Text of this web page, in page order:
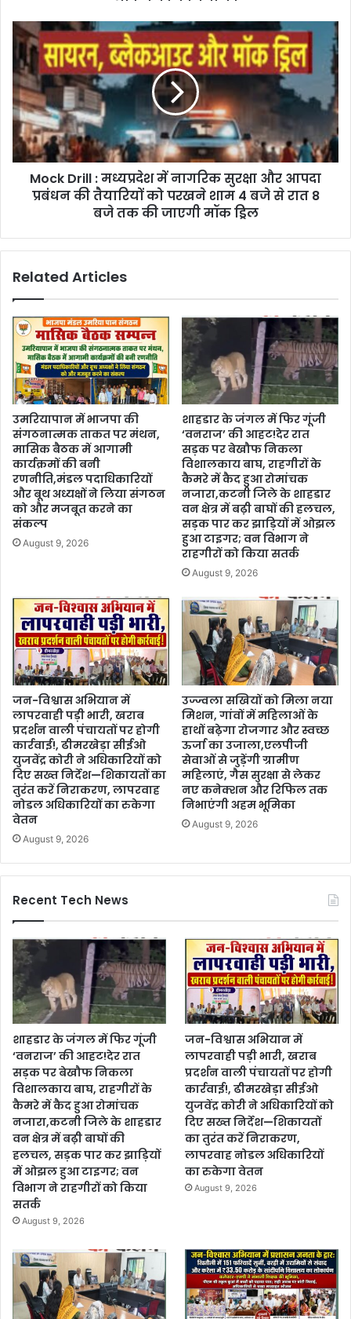
Mock Drill : मध्यप्रदेश में नागरिक सुरक्षा और आपदा
प्रबंधन की तैयारियों को परखने शाम 4 बजे से रात 8
बजे तक की जाएगी मॉक ड्रिल
Related Articles
उमरियापान में भाजपा की
संगठनात्मक ताकत पर मंथन,
मासिक बैठक में आगामी
कार्यक्रमों की बनी
रणनीति,मंडल पदाधिकारियों
और बूथ अध्यक्षों ने लिया संगठन
को और मजबूत करने का
संकल्प
August 9, 2026
शाहडार के जंगल में फिर गूंजी
‘वनराज’ की आहट!देर रात
सड़क पर बेखौफ निकला
विशालकाय बाघ, राहगीरों के
कैमरे में कैद हुआ रोमांचक
नजारा,कटनी जिले के शाहडार
वन क्षेत्र में बढ़ी बाघों की हलचल,
सड़क पार कर झाड़ियों में ओझल
हुआ टाइगर; वन विभाग ने
राहगीरों को किया सतर्क
August 9, 2026
जन-विश्वास अभियान में
लापरवाही पड़ी भारी, खराब
प्रदर्शन वाली पंचायतों पर होगी
कार्रवाई!, ढीमरखेड़ा सीईओ
युजवेंद्र कोरी ने अधिकारियों को
दिए सख्त निर्देश—शिकायतों का
तुरंत करें निराकरण, लापरवाह
नोडल अधिकारियों का रुकेगा
वेतन
August 9, 2026
उज्ज्वला सखियों को मिला नया
मिशन, गांवों में महिलाओं के
हाथों बढ़ेगा रोजगार और स्वच्छ
ऊर्जा का उजाला,एलपीजी
सेवाओं से जुड़ेंगी ग्रामीण
महिलाएं, गैस सुरक्षा से लेकर
नए कनेक्शन और रिफिल तक
निभाएंगी अहम भूमिका
August 9, 2026
Recent Tech News
शाहडार के जंगल में फिर गूंजी
‘वनराज’ की आहट!देर रात
सड़क पर बेखौफ निकला
विशालकाय बाघ, राहगीरों के
कैमरे में कैद हुआ रोमांचक
नजारा,कटनी जिले के शाहडार
वन क्षेत्र में बढ़ी बाघों की
हलचल, सड़क पार कर झाड़ियों
में ओझल हुआ टाइगर; वन
विभाग ने राहगीरों को किया
सतर्क
August 9, 2026
जन-विश्वास अभियान में
लापरवाही पड़ी भारी, खराब
प्रदर्शन वाली पंचायतों पर होगी
कार्रवाई!, ढीमरखेड़ा सीईओ
युजवेंद्र कोरी ने अधिकारियों को
दिए सख्त निर्देश—शिकायतों
का तुरंत करें निराकरण,
लापरवाह नोडल अधिकारियों
का रुकेगा वेतन
August 9, 2026